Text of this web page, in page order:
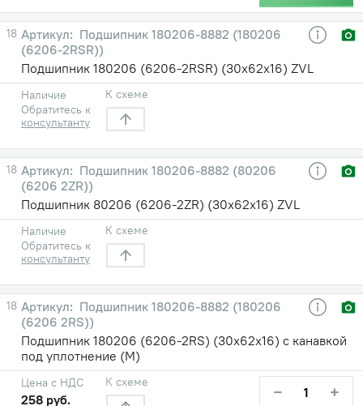
18
Подшипник 180206-8882 (180206
(6206-2RSR))
Подшипник 180206 (6206-2RSR) (30х62х16) ZVL
Наличие
Обратитесь к
консультанту
К схеме
18
Подшипник 180206-8882 (80206
(6206 2ZR))
Подшипник 80206 (6206-2ZR) (30х62х16) ZVL
Наличие
Обратитесь к
консультанту
К схеме
18
Подшипник 180206-8882 (180206
(6206 2RS))
Подшипник 180206 (6206-2RS) (30х62х16) с канавкой
под уплотнение (М)
Цена с НДС
258 руб.
К схеме − +